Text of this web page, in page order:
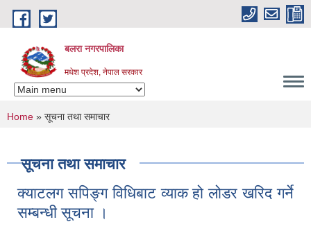
Skip to main content
बलरा नगरपालिका
मधेश प्रदेश, नेपाल सरकार
You are here
Home » सूचना तथा समाचार
सूचना तथा समाचार
क्याटलग सपिङ्ग विधिबाट व्याक हो लोडर खरिद गर्ने
सम्बन्धी सूचना ।